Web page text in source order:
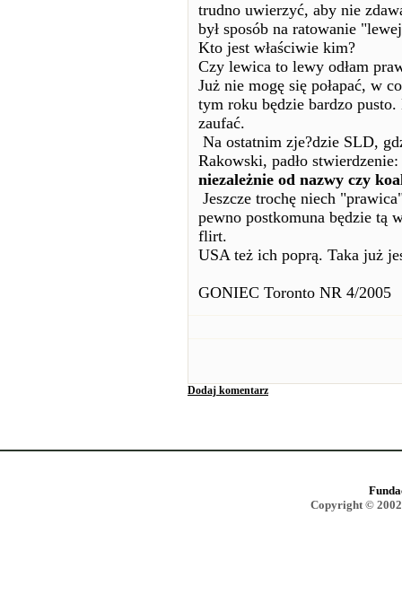
trudno uwierzyć, aby nie
był sposób na ratowanie
Kto jest właściwie kim?
Czy lewica to lewy odłam
Już nie mogę się połapać, w
tym roku będzie bardzo
zaufać.
Na ostatnim zje?dzie SLD,
Rakowski, padło
niezależnie od nazwy czy
Jeszcze trochę niech
pewno postkomuna będzie tą
flirt.
USA też ich poprą. Taka już
GONIEC Toronto NR 4/2005
Dodaj komentarz
Copyright ©